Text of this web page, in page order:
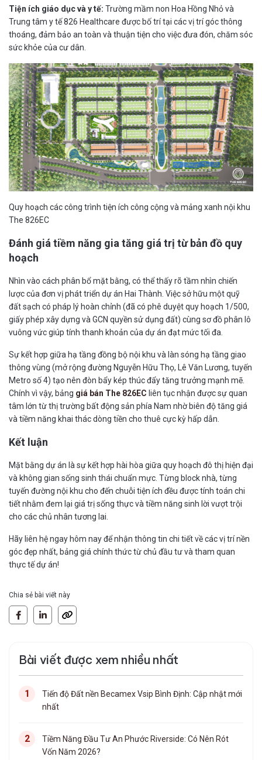
Tiện ích giáo dục và y tế: Trường mầm non Hoa Hồng Nhỏ và
Trung tâm y tế 826 Healthcare được bố trí tại các vị trí góc thông
thoáng, đảm bảo an toàn và thuận tiện cho việc đưa đón, chăm sóc
sức khỏe của cư dân.
Quy hoạch các công trình tiện ích công cộng và mảng xanh nội khu
The 826EC
Đánh giá tiềm năng gia tăng giá trị từ bản đồ quy
hoạch
Nhìn vào cách phân bổ mặt bằng, có thể thấy rõ tầm nhìn chiến
lược của đơn vị phát triển dự án Hai Thành. Việc sở hữu một quỹ
đất sạch có pháp lý hoàn chỉnh (đã có phê duyệt quy hoạch 1/500,
giấy phép xây dựng và GCN quyền sử dụng đất) cùng sơ đồ phân lô
vuông vức giúp tính thanh khoản của dự án đạt mức tối đa.
Sự kết hợp giữa hạ tầng đồng bộ nội khu và làn sóng hạ tầng giao
thông vùng (mở rộng đường Nguyễn Hữu Thọ, Lê Văn Lương, tuyến
Metro số 4) tạo nên đòn bẩy kép thúc đẩy tăng trưởng mạnh mẽ.
Chính vì vậy, bảng giá bán The 826EC liên tục nhận được sự quan
tâm lớn từ thị trường bất động sản phía Nam nhờ biên độ tăng giá
và tiềm năng khai thác dòng tiền cho thuê cực kỳ hấp dẫn.
Kết luận
Mặt bằng dự án là sự kết hợp hài hòa giữa quy hoạch đô thị hiện đại
và không gian sống sinh thái chuẩn mực. Từng block nhà, từng
tuyến đường nội khu cho đến chuỗi tiện ích đều được tính toán chi
tiết nhằm đem lại giá trị sống thực và tiềm năng sinh lời vượt trội
cho các chủ nhân tương lai.
Hãy liên hệ ngay hôm nay để nhận thông tin chi tiết về các vị trí nền
góc đẹp nhất, bảng giá chính thức từ chủ đầu tư và tham quan
thực tế dự án!
Chia sẻ bài viết này
Bài viết được xem nhiều nhất
Tiến độ Đất nền Becamex Vsip Bình Định: Cập nhật mới
nhất
Tiềm Năng Đầu Tư An Phước Riverside: Có Nên Rót
Vốn Năm 2026?